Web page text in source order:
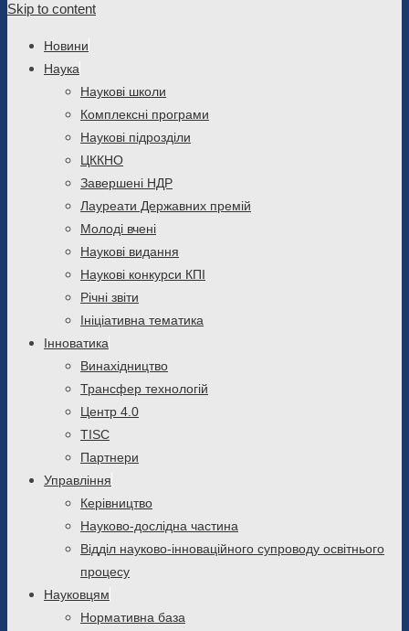
Skip to content
Новини
Наука
Наукові школи
Комплексні програми
Наукові підрозділи
ЦККНО
Завершені НДР
Лауреати Державних премій
Молоді вчені
Наукові видання
Наукові конкурси КПІ
Річні звіти
Ініціативна тематика
Інноватика
Винахідництво
Трансфер технологій
Центр 4.0
TISC
Партнери
Управління
Керівництво
Науково-дослідна частина
Відділ науково-інноваційного супроводу освітнього
процесу
Науковцям
Нормативна база